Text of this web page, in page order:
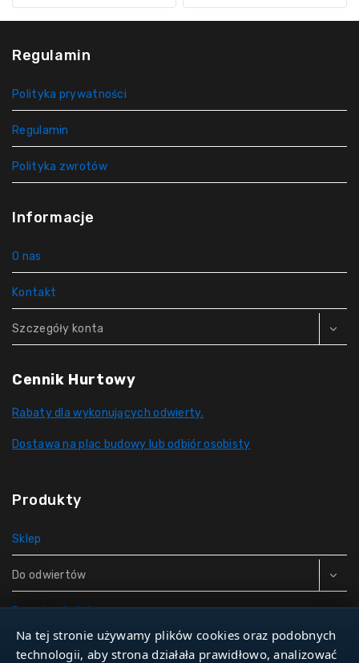
Regulamin
Polityka prywatności
Regulamin
Polityka zwrotów
Informacje
O nas
Kontakt
Szczegóły konta
Cennik Hurtowy
Rabaty dla wykonujących odwierty.
Dostawa na plac budowy lub odbiór osobisty
Produkty
Sklep
Do odwiertów
Rury do studni
Zbiorniki hydroforowe
Na tej stronie używamy plików cookies oraz podobnych
technologii, aby strona działała prawidłowo, analizować